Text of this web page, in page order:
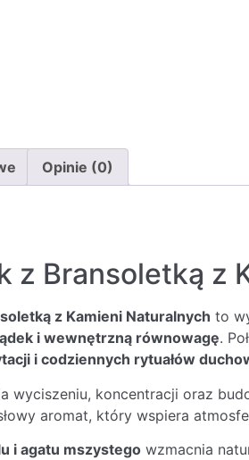
Opinie (0)
z Bransoletką z
z Kamieni Naturalnych to
i wewnętrzną równowagę.
i codziennych rytuałów
wyciszeniu, koncentracji oraz
aromat, który wspiera
i agatu mszystego wzmacnia